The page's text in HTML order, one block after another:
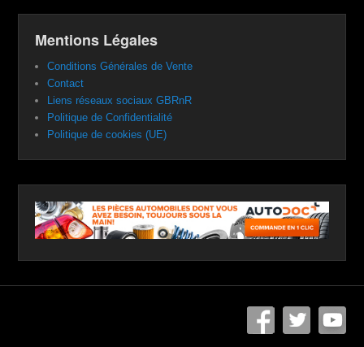
Mentions Légales
Conditions Générales de Vente
Contact
Liens réseaux sociaux GBRnR
Politique de Confidentialité
Politique de cookies (UE)